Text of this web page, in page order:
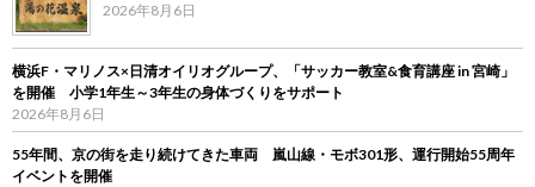
2026年8月6日
横浜F・マリノス×日清オイリオグループ、「サッカー教室&食育講座 in 宮崎」
を開催 小学1年生～3年生の身体づくりをサポート
2026年8月6日
55年間、京の街を走り続けてきた車両 嵐山線・モボ301形、運行開始55周年
イベントを開催